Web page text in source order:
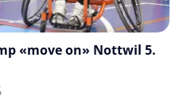
«move on» Nottwil 5.